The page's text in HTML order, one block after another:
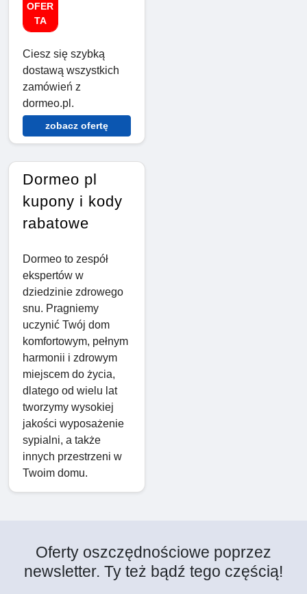
OFER
TA
Ciesz się szybką
dostawą wszystkich
zamówień z
dormeo.pl.
zobacz ofertę
Dormeo pl
kupony i kody
rabatowe
Dormeo to zespół
ekspertów w
dziedzinie zdrowego
snu. Pragniemy
uczynić Twój dom
komfortowym, pełnym
harmonii i zdrowym
miejscem do życia,
dlatego od wielu lat
tworzymy wysokiej
jakości wyposażenie
sypialni, a także
innych przestrzeni w
Twoim domu.
Oferty oszczędnościowe poprzez
newsletter. Ty też bądź tego częścią!